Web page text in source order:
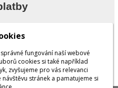
fungování naší webové
cookies si také například
zvyšujeme pro vás relevanci
stránek a pamatujeme si